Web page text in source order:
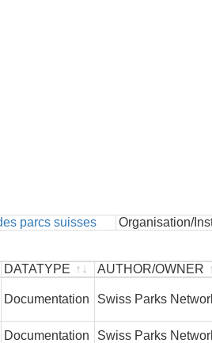
parcs suisses Organisation/
DATATYPE AUTHOR/OWNER
Documentation Swiss Parks
Documentation Swiss Parks